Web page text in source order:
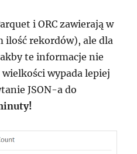
i ORC zawierają w
ilość rekordów), ale dla
te informacje nie
wypada lepiej
JSON-a do